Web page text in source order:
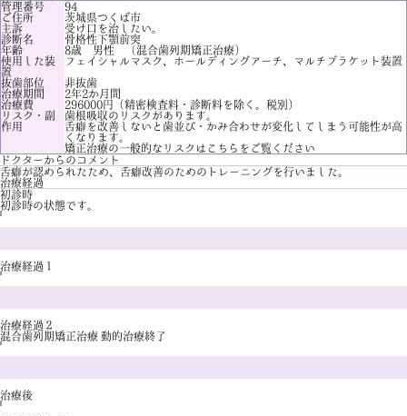
管理番号
94
ご住所
茨城県つくば市
主訴
受け口を治したい。
診断名
骨格性下顎前突
年齢
8歳 男性 （混合歯列期矯正治療）
使用した装
置
フェイシャルマスク、ホールディングアーチ、マルチブラケット装置
抜歯部位
非抜歯
治療期間
2年2か月間
治療費
296000円（精密検査料・診断料を除く。税別）
リスク・副
作用
歯根吸収のリスクがあります。
舌癖を改善しないと歯並び・かみ合わせが変化してしまう可能性が高
くなります。
矯正治療の一般的なリスクは こちら をご覧ください
ドクターからのコメント
舌癖が認められたため、舌癖改善のためのトレーニングを行いました。
治療経過
初診時
初診時の状態です。
治療経過１
治療経過２
混合歯列期矯正治療 動的治療終了
治療後